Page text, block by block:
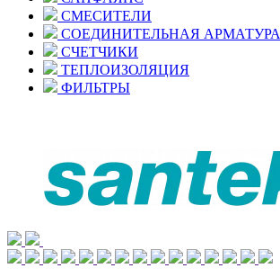
СМЕСИТЕЛИ
СОЕДИНИТЕЛЬНАЯ АРМАТУРА
СЧЕТЧИКИ
ТЕПЛОИЗОЛЯЦИЯ
ФИЛЬТРЫ